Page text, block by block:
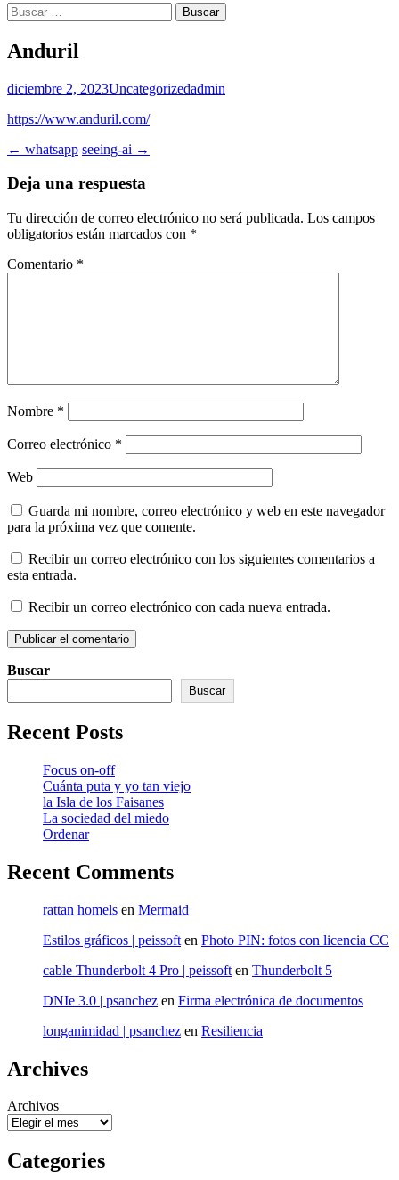
Buscar:
Anduril
diciembre 2, 2023Uncategorizedadmin
https://www.anduril.com/
Navegación
de
entradas
← whatsapp seeing-ai →
Deja una respuesta
Tu dirección de correo electrónico no será publicada. Los campos
obligatorios están marcados con *
Comentario *
Nombre *
Correo electrónico *
Web
Guarda mi nombre, correo electrónico y web en este navegador
para la próxima vez que comente.
Recibir un correo electrónico con los siguientes comentarios a
esta entrada.
Recibir un correo electrónico con cada nueva entrada.
Buscar
Buscar
Recent Posts
Focus on-off
Cuánta puta y yo tan viejo
la Isla de los Faisanes
La sociedad del miedo
Ordenar
Recent Comments
rattan homels en Mermaid
Estilos gráficos | peissoft en Photo PIN: fotos con licencia CC
cable Thunderbolt 4 Pro | peissoft en Thunderbolt 5
DNIe 3.0 | psanchez en Firma electrónica de documentos
longanimidad | psanchez en Resiliencia
Archives
Archivos
Categories